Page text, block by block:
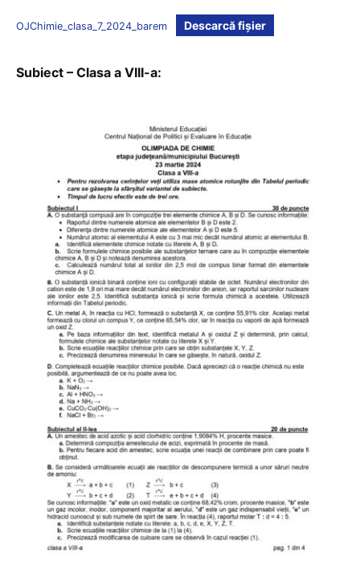
OJChimie_clasa_7_2024_barem Descarcă fișier
Subiect – Clasa a VIII-a: